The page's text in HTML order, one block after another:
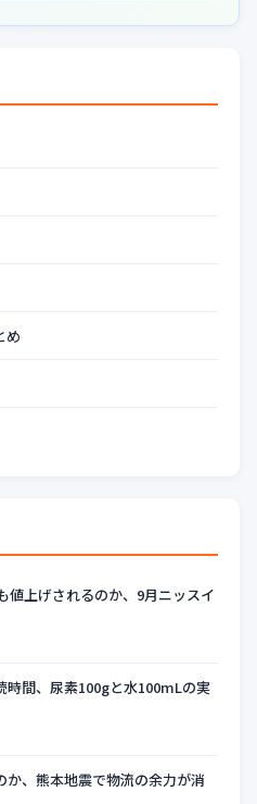
め
値上げされるのか、9月ニッスイ
時間、尿素100gと水100mLの実
、熊本地震で物流の余力が消